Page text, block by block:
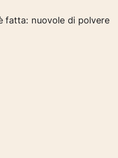
fatta: nuovole di polvere